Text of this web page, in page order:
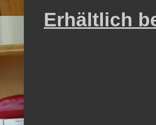
Erhältlich